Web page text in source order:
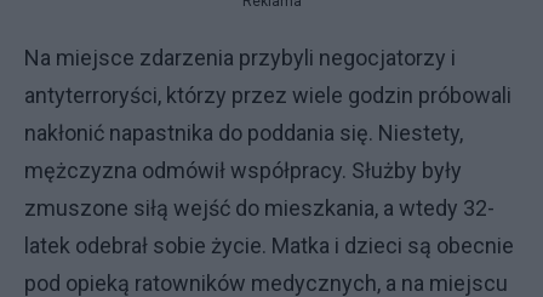
Na miejsce zdarzenia przybyli negocjatorzy i
antyterroryści, którzy przez wiele godzin próbowali
nakłonić napastnika do poddania się. Niestety,
mężczyzna odmówił współpracy. Służby były
zmuszone siłą wejść do mieszkania, a wtedy 32-
latek odebrał sobie życie. Matka i dzieci są obecnie
pod opieką ratowników medycznych, a na miejscu